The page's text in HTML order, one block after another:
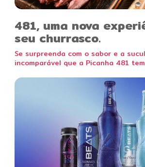
481, uma nova
seu churrasco.
Se surpreenda com o sabor e a
incomparável que a Picanha 481